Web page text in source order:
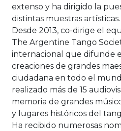
extenso y ha dirigido la
distintas muestras artísticas.
Desde 2013, co-dirige el
The Argentine Tango
internacional que difunde
creaciones de grandes
ciudadana en todo el
realizado más de 15
memoria de grandes
y lugares históricos del
Ha recibido numerosas